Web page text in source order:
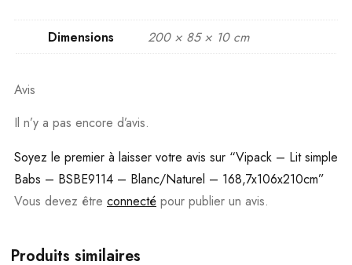
Dimensions 200 × 85 × 10 cm
Avis
Il n’y a pas encore d’avis.
Soyez le premier à laisser votre avis sur “Vipack – Lit simple
Babs – BSBE9114 – Blanc/Naturel – 168,7x106x210cm”
Vous devez être connecté pour publier un avis.
Produits similaires